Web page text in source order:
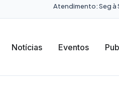
Atendimento: Seg à
Notícias Eventos